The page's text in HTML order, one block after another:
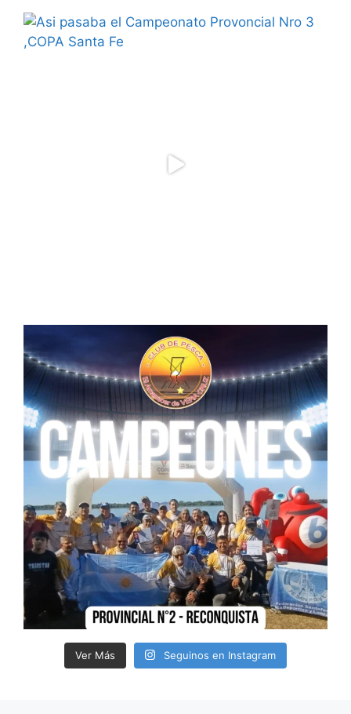
Ver Más Seguinos en Instagram